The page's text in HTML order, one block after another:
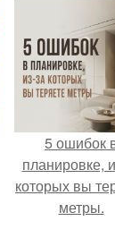
5 ошибок
планировке,
которых вы
метры.